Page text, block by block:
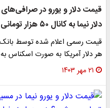
دلار نیما به کانال ۵۰ هزار تومانی + جدول نرخ ارزها
هر دلار آمریکا به صورت اسکناس به ۵۰ هزار و ۴۲ تومان…
۲۱ مهر ۱۴۰۳